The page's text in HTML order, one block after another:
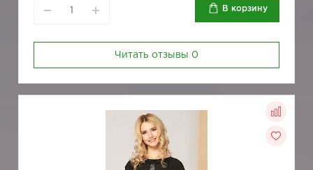
В корзину
Читать отзывы 0